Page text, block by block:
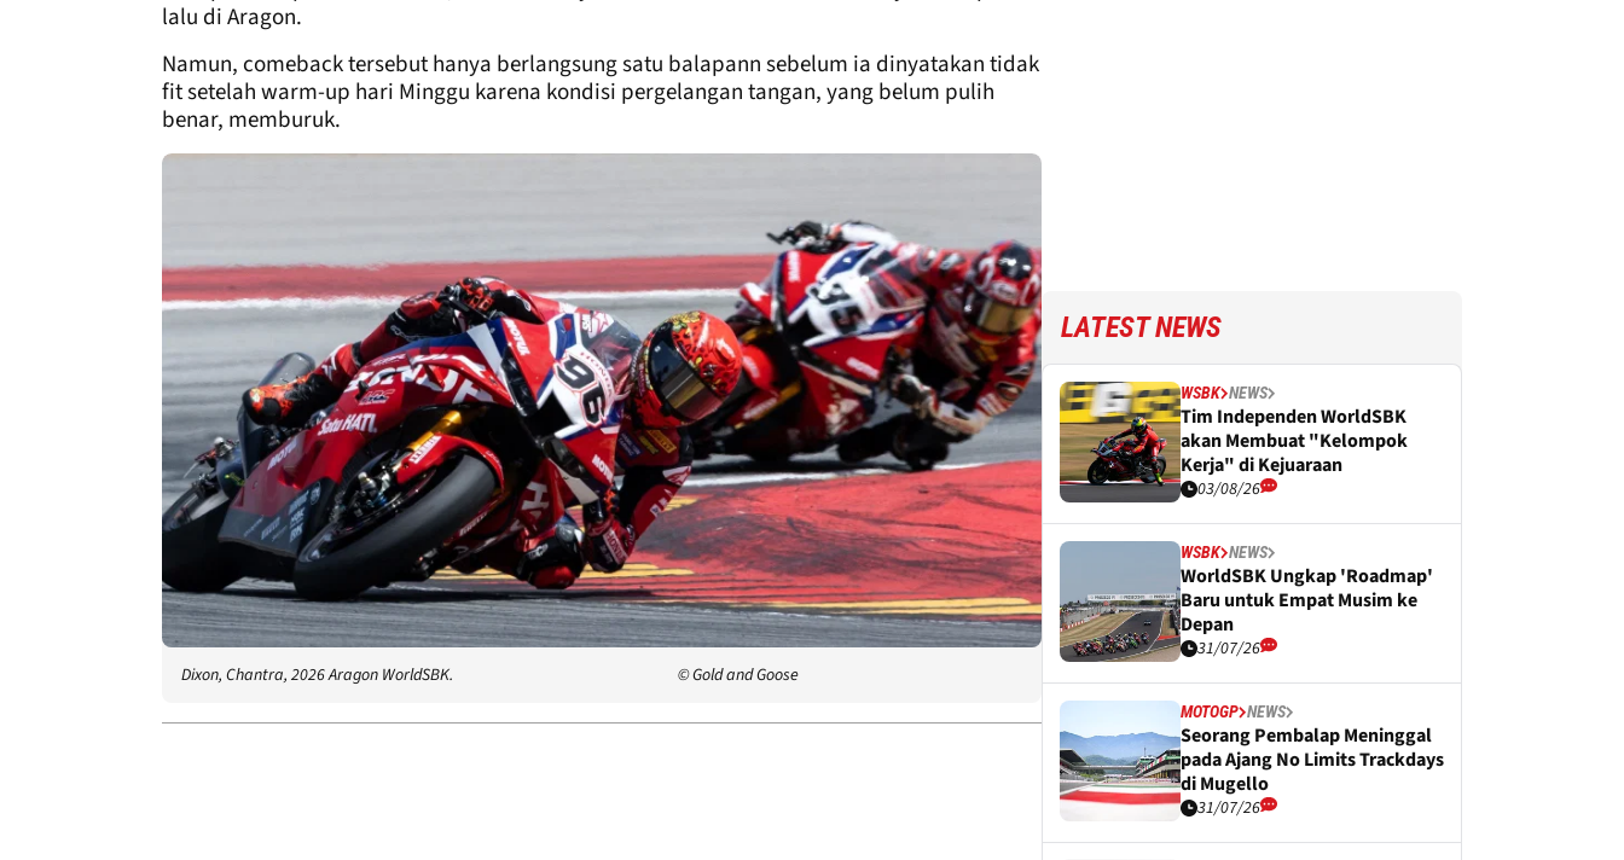
lalu di Aragon.
Namun, comeback tersebut hanya berlangsung satu balapann sebelum ia dinyatakan tidak
fit setelah warm-up hari Minggu karena kondisi pergelangan tangan, yang belum pulih
benar, memburuk.
Dixon, Chantra, 2026 Aragon WorldSBK. © Gold and Goose
LATEST NEWS
WSBK NEWS
Tim Independen WorldSBK
akan Membuat "Kelompok
Kerja" di Kejuaraan
03/08/26
WSBK NEWS
WorldSBK Ungkap 'Roadmap'
Baru untuk Empat Musim ke
Depan
31/07/26
MOTOGP NEWS
Seorang Pembalap Meninggal
pada Ajang No Limits Trackdays
di Mugello
31/07/26